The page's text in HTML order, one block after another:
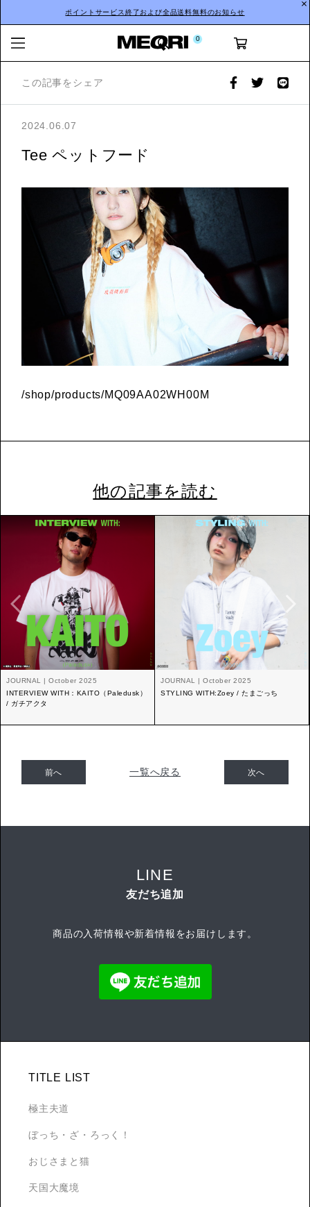
ポイントサービス終了および全品送料無料のお知らせ
0
2024.06.07
この記事をシェア
Tee ペットフード
/shop/products/MQ09AA02WH00M
他の記事を読む
JOURNAL | October 2025
INTERVIEW WITH：KAITO（Paledusk）
/ ガチアクタ
JOURNAL | October 2025
STYLING WITH:Zoey / たまごっち
前へ 一覧へ戻る 次へ
LINE
友だち追加
商品の入荷情報や新着情報をお届けします。
TITLE LIST
極主夫道
ぼっち・ざ・ろっく！
おじさまと猫
天国大魔境